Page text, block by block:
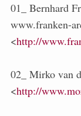
01_ Bernhard
www.franken-
<http://
02_ Mirko van
<http://